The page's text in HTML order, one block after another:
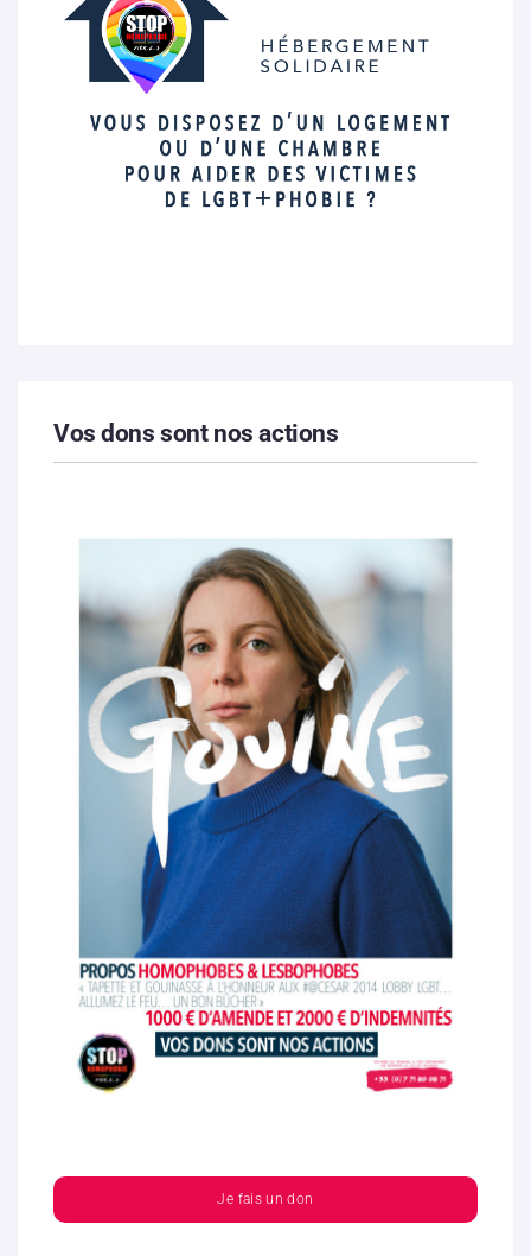
Vos dons sont nos actions
Je fais un don